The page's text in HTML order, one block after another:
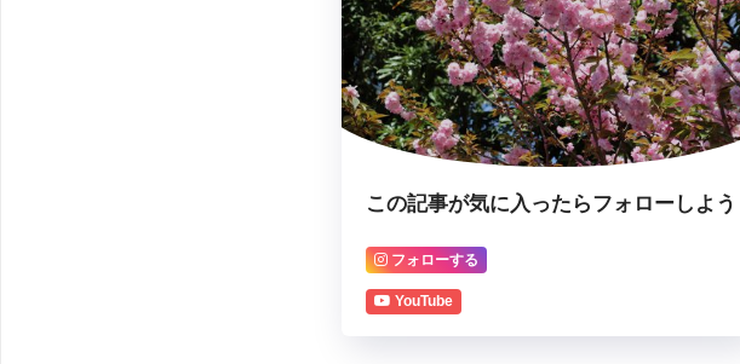
この記事が気に入ったらフォローしよう
フォローする
YouTube